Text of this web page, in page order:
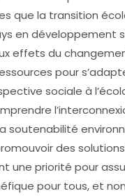
que la transition
en développement
effets du
pour
sociale à
soutenabilité
des
une priorité pour
pour tous, et